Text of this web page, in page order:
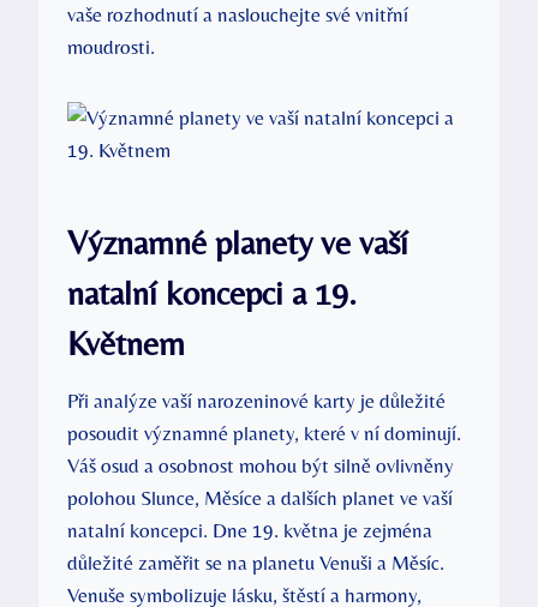
⁢vaše rozhodnutí a naslouchejte své vnitřní
moudrosti.
Významné planety ve vaší
natalní koncepci a ​19.
Květnem
Při analýze vaší narozeninové karty je‍ důležité
⁢posoudit významné planety,⁢ které v‌ ní dominují.
Váš osud a osobnost mohou být ​silně ovlivněny
polohou Slunce, Měsíce a ​dalších⁤ planet ve vaší
⁤natalní​ koncepci. Dne 19. května je zejména
důležité zaměřit se na ⁤planetu Venuši a Měsíc.
Venuše symbolizuje‌ lásku, štěstí a harmony,